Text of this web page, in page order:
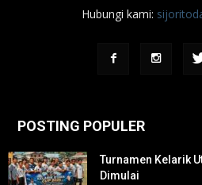
Hubungi kami:
POSTING POPULER
Turnamen Kelarik
Dimulai